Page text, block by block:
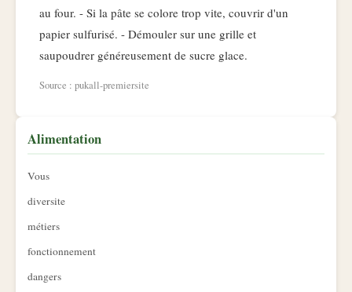
au four. - Si la pâte se colore trop vite, couvrir d'un
papier sulfurisé. - Démouler sur une grille et
saupoudrer généreusement de sucre glace.
Source : pukall-premiersite
Alimentation
Vous
diversite
métiers
fonctionnement
dangers